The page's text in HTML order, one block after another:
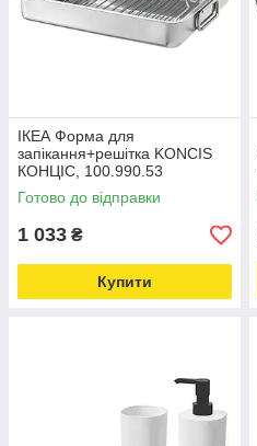
ІКЕА Форма для
запікання+решітка KONCIS
КОНЦІС, 100.990.53
Готово до відправки
1 033 ₴
Купити